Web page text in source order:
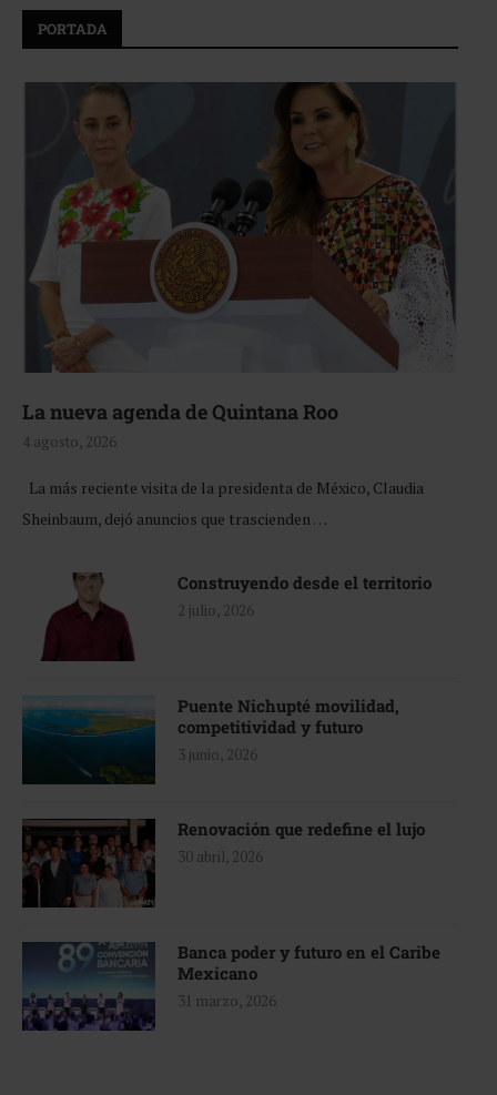
PORTADA
La nueva agenda de Quintana Roo
4 agosto, 2026
La más reciente visita de la presidenta de México, Claudia
Sheinbaum, dejó anuncios que trascienden …
Construyendo desde el territorio
2 julio, 2026
Puente Nichupté movilidad,
competitividad y futuro
3 junio, 2026
Renovación que redefine el lujo
30 abril, 2026
Banca poder y futuro en el Caribe
Mexicano
31 marzo, 2026